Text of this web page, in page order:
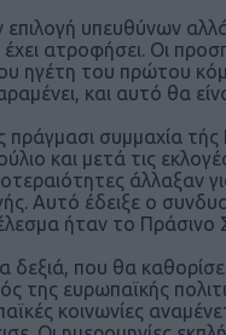
υπευθύνων
ατροφήσει. Οι
ηγέτη του πρώτου
και αυτό θα
πράγμασι συμμαχία
και μετά τις
Αυτό έδειξε ο
ήταν το
που θα
της ευρωπαϊκής
κοινωνίες